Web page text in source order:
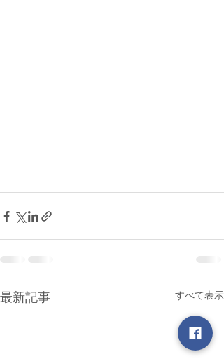
最新記事 すべて表示